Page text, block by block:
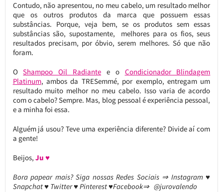
Contudo, não apresentou, no meu cabelo, um resultado melhor
que os outros produtos da marca que possuem essas
substâncias. Porque, veja bem, se os produtos sem essas
substâncias são, supostamente, melhores para os fios, seus
resultados precisam, por óbvio, serem melhores. Só que não
foram.
OShampoo Oil Radiante e o Condicionador Blindagem
Platinum, ambos da TRESemmé, por exemplo, entregam um
resultado muito melhor no meu cabelo. Isso varia de acordo
com o cabelo? Sempre. Mas, blog pessoal é experiência pessoal,
e a minha foi essa.
Alguém já usou? Teve uma experiência diferente? Divide aí com
a gente!
Beijos, Ju ♥
Bora papear mais? Siga nossas Redes Sociais ⇒ Instagram ♥
Snapchat ♥ Twitter ♥ Pinterest ♥Facebook⇒ @jurovalendo